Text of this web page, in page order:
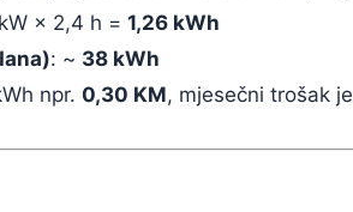
× 2,4 h = 1,26 kWh
: ~ 38 kWh
npr. 0,30 KM, mjesečni trošak